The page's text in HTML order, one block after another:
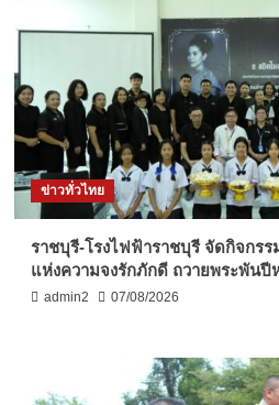
ข่าวทั่วไทย
ราชบุรี-โรงไฟฟ้าราชบุรี จัดกิจกร
แห่งความจงรักภักดี ถวายพระพันปี
admin2 07/08/2026